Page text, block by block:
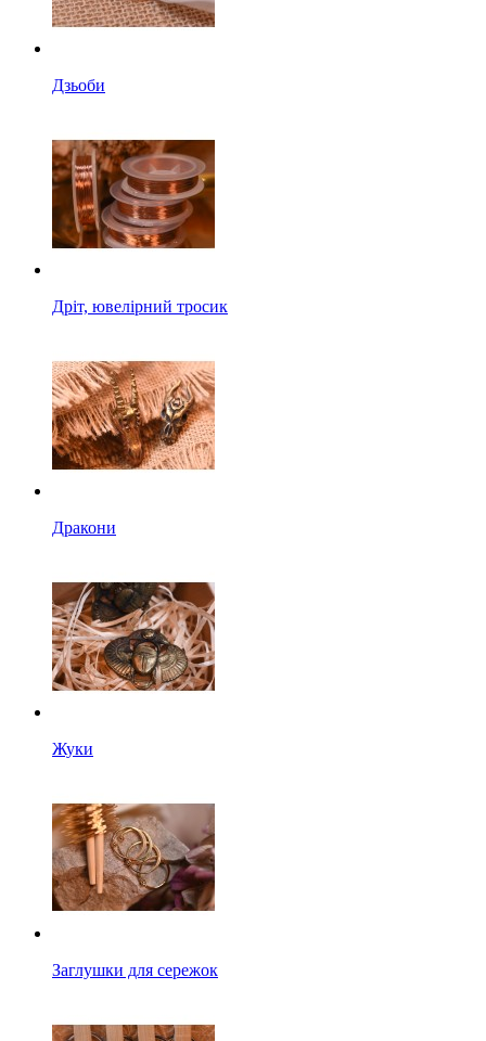
Дзьоби
Дріт, ювелірний тросик
Дракони
Жуки
Заглушки для сережок